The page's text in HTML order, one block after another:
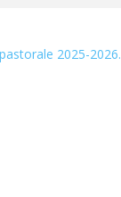
2025-2026.